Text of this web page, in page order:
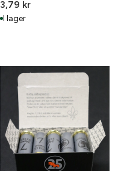
3,79 kr
I lager